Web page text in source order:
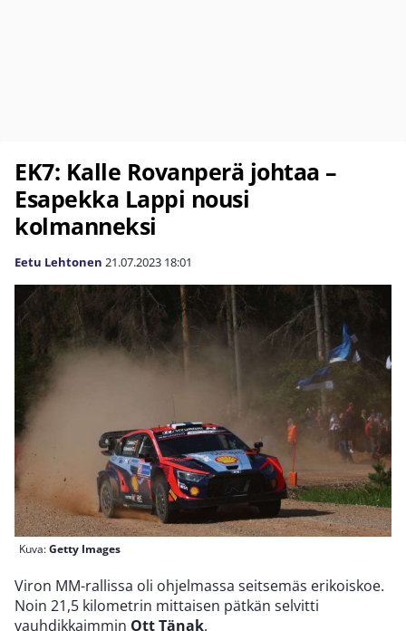
EK7: Kalle Rovanperä johtaa –
Esapekka Lappi nousi
kolmanneksi
Eetu Lehtonen 21.07.2023 18:01
Kuva:Getty Images
Viron MM-rallissa oli ohjelmassa seitsemäs erikoiskoe.
Noin 21,5 kilometrin mittaisen pätkän selvitti
vauhdikkaimmin Ott Tänak.